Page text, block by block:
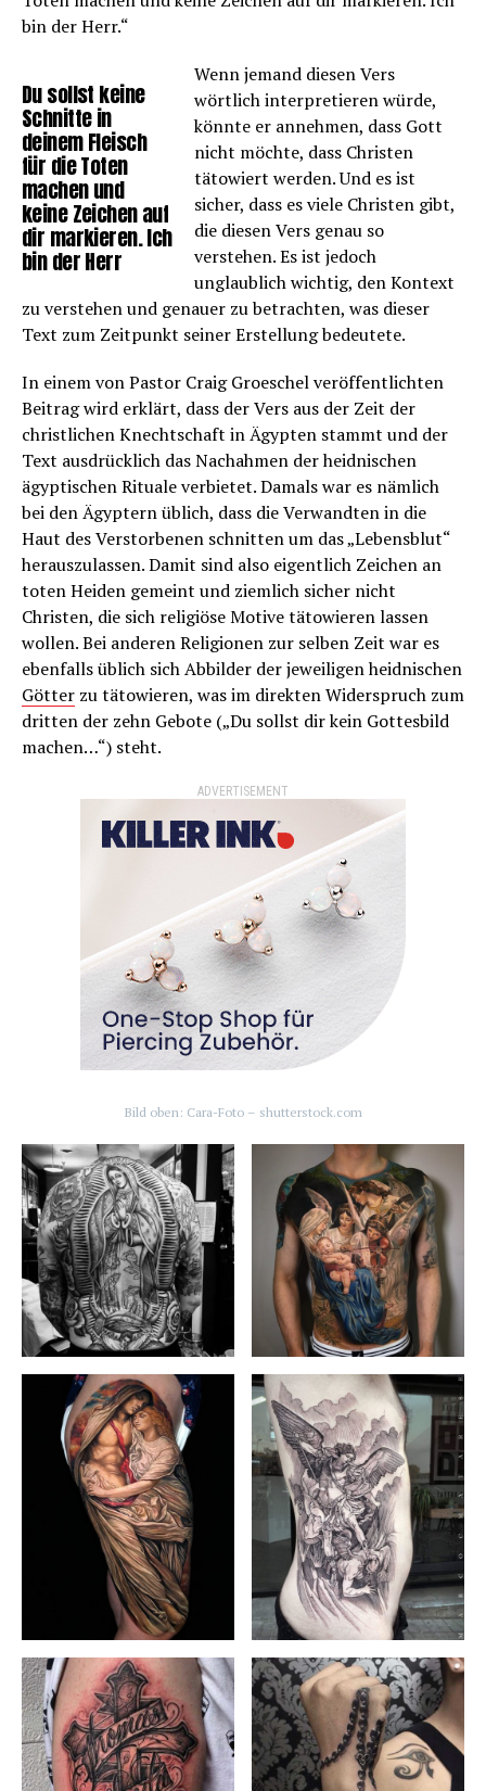
bin der Herr.“
Du sollst keine
Schnitte in
deinem Fleisch
für die Toten
machen und
keine Zeichen auf
dir markieren. Ich
bin der Herr
Wenn jemand diesen Vers
wörtlich interpretieren würde,
könnte er annehmen, dass Gott
nicht möchte, dass Christen
tätowiert werden. Und es ist
sicher, dass es viele Christen gibt,
die diesen Vers genau so
verstehen. Es ist jedoch
unglaublich wichtig, den Kontext
zu verstehen und genauer zu betrachten, was dieser
Text zum Zeitpunkt seiner Erstellung bedeutete.
In einem von Pastor Craig Groeschel veröffentlichten
Beitrag wird erklärt, dass der Vers aus der Zeit der
christlichen Knechtschaft in Ägypten stammt und der
Text ausdrücklich das Nachahmen der heidnischen
ägyptischen Rituale verbietet. Damals war es nämlich
bei den Ägyptern üblich, dass die Verwandten in die
Haut des Verstorbenen schnitten um das „Lebensblut“
herauszulassen. Damit sind also eigentlich Zeichen an
toten Heiden gemeint und ziemlich sicher nicht
Christen, die sich religiöse Motive tätowieren lassen
wollen. Bei anderen Religionen zur selben Zeit war es
ebenfalls üblich sich Abbilder der jeweiligen heidnischen
Götter zu tätowieren, was im direkten Widerspruch zum
dritten der zehn Gebote („Du sollst dir kein Gottesbild
machen…“) steht.
ADVERTISEMENT
Bild oben: Cara-Foto – shutterstock.com